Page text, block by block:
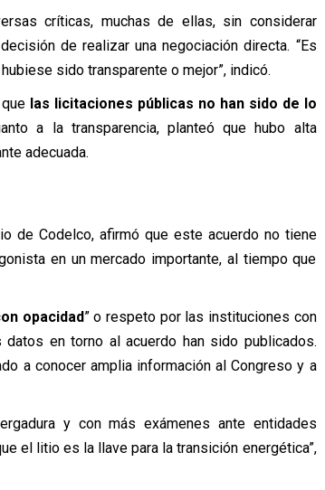
críticas, muchas de ellas, sin considerar
de realizar una negociación directa. “Es
sido transparente o mejor”, indicó.
las licitaciones públicas no han sido de lo
a la transparencia, planteó que hubo alta
adecuada.
de Codelco, afirmó que este acuerdo no tiene
en un mercado importante, al tiempo que
opacidad” o respeto por las instituciones con
en torno al acuerdo han sido publicados.
a conocer amplia información al Congreso y a
y con más exámenes ante entidades
el litio es la llave para la transición energética”,